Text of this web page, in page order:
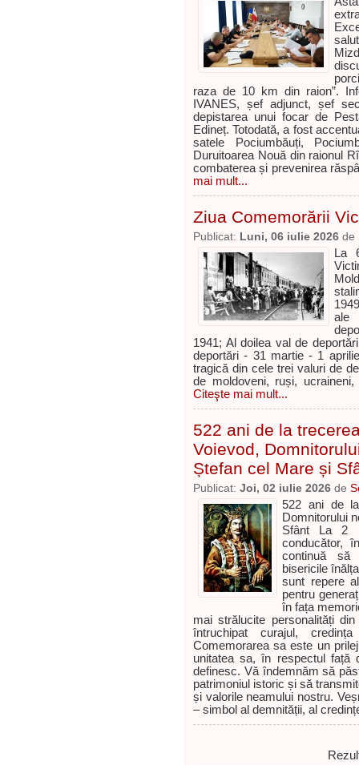
raza de 10 km din raion”.
IVANES, șef adjunct, șef
depistarea unui focar de
Edineț. Totodată, a fost
satele Pociumbăuți,
Duruitoarea Nouă din raionul
combaterea și prevenirea
mai mult...
Ziua Comemorării
Publicat: Luni, 06 iulie 2026 de
La
ale
1941; Al doilea val de
deportări - 31 martie - 1
tragică din cele trei valuri de
de moldoveni, ruși,
Citeşte mai mult...
522 ani de la
Voievod,
Ștefan cel Mare și
Publicat: Joi, 02 iulie 2026 de
522 ani de
Domnitorului
Sfânt La 2
conducător,
continuă să
bisericile
sunt repere
pentru
în fața
mai strălucite personalități
întruchipat curajul,
Comemorarea sa este un
unitatea sa, în respectul
definesc. Vă îndemnăm să
patrimoniul istoric și să
și valorile neamului nostru.
– simbol al demnității, al